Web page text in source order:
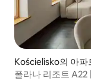
Kościelisko의 아파
폴라나 리조트 A22